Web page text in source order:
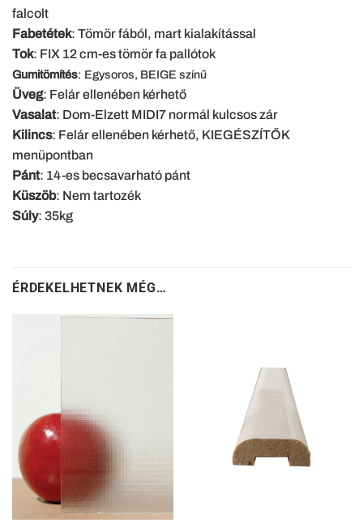
falcolt
Fabetétek: Tömör fából, mart kialakítással
Tok: FIX 12 cm-es tömör fa pallótok
Gumitömítés: Egysoros, BEIGE színű
Üveg: Felár ellenében kérhető
Vasalat: Dom-Elzett MIDI7 normál kulcsos zár
Kilincs: Felár ellenében kérhető, KIEGÉSZÍTŐK
menüpontban
Pánt: 14-es becsavarható pánt
Küszöb: Nem tartozék
Súly: 35kg
ÉRDEKELHETNEK MÉG…